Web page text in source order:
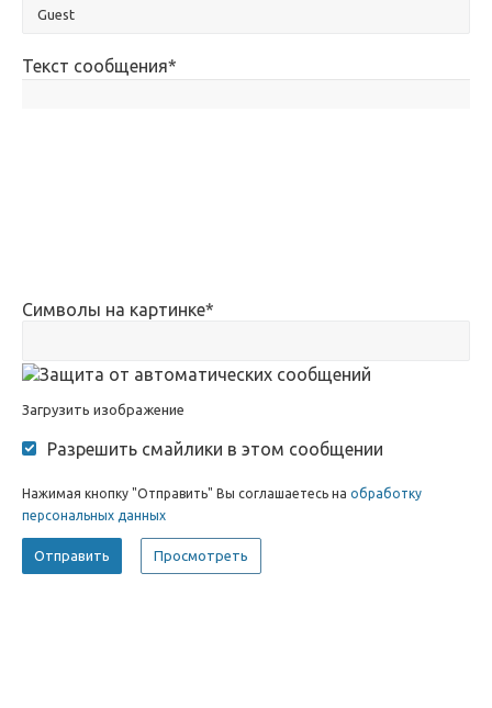
Текст сообщения*
Символы на картинке*
Загрузить изображение
Разрешить смайлики в этом сообщении
Нажимая кнопку "Отправить" Вы соглашаетесь на обработку
персональных данных